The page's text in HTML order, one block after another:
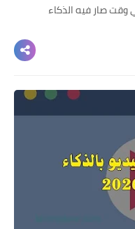
وقت صار فيه الذكاء